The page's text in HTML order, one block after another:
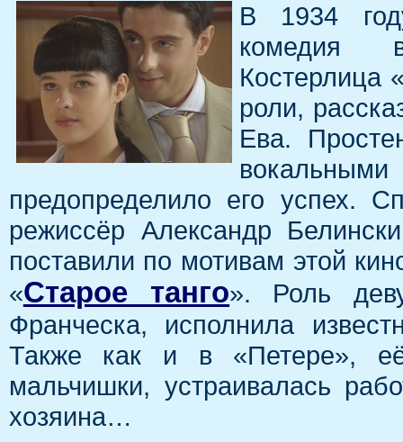
В 1934
комедия
Костерлица
роли,
Ева.
предопределило его успех.
режиссёр Александр
поставили по мотивам этой
«Старое танго». Роль
Франческа, исполнила
Также как и в «Петере»,
мальчишки, устраивалась
хозяина…